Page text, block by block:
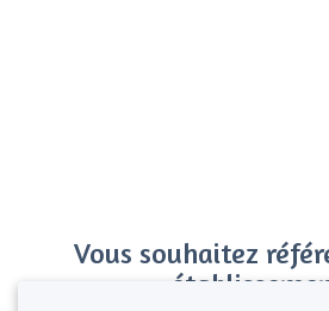
Vous souhaitez